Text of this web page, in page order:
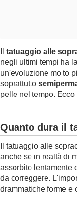
tatuaggio alle
negli ultimi tempi ha
un'evoluzione molto
soprattutto
pelle nel tempo.
Quanto dura il
Il tatuaggio alle
anche se in realtà di
assorbito lentamente
da correggere.
drammatiche forme e